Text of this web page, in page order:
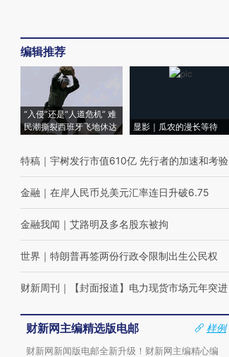
编辑推荐
“入侵”还是“人道危机” 难
民潮撕裂西班牙飞地休达
显影｜瓜农的漫长等待
特稿 ｜ 宇树发行市值610亿 先行者的加速和考验
金融 ｜ 在岸人民币兑美元汇率连日升破6.75
金融我闻 ｜ 艾路明及多名股东被拘
世界 ｜ 特朗普再签两份行政令限制出生公民权
财新周刊 ｜ 【封面报道】电力现货市场元年突进
财新网主编精选版电邮
样例
财新网新闻版电邮全新升级！财新网主编精心编